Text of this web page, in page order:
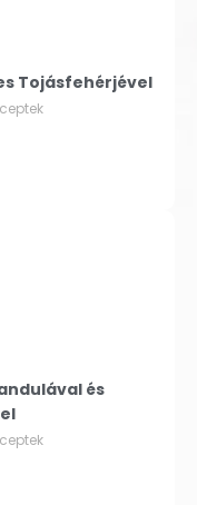
Tojásfehérjével
és